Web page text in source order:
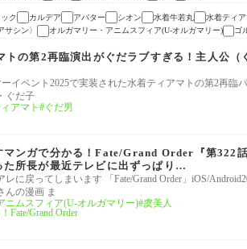
ク カルデア アバター シオン 水着牛若丸 水着ティア
サシン〉 オルガマリー・アニムスフィア(U-オルガマリー) ゴ
トの第2再臨演出がぐだラブすぎる！主人公（
イベント2025で実装された水着ティアマトの第2再臨
ぐだ子
アマト ぐだ男
マンガで分かる！Fate/Grand Order『第322
た所長が最近テレビに出ずっぱり…
に戻ってしまいます 「Fate/Grand Order」iOS/
んの漫画 ま
ニムスフィア(U-オルガマリー) 虞美人
Fate/Grand Order